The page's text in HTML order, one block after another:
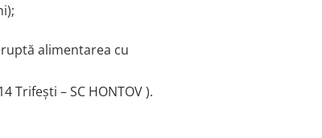
alimentarea cu
Trifești – SC HONTOV ).